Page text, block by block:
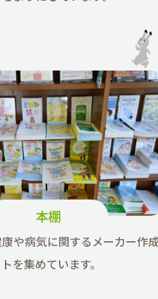
本棚
や病気に関するメーカー作
を集めています。